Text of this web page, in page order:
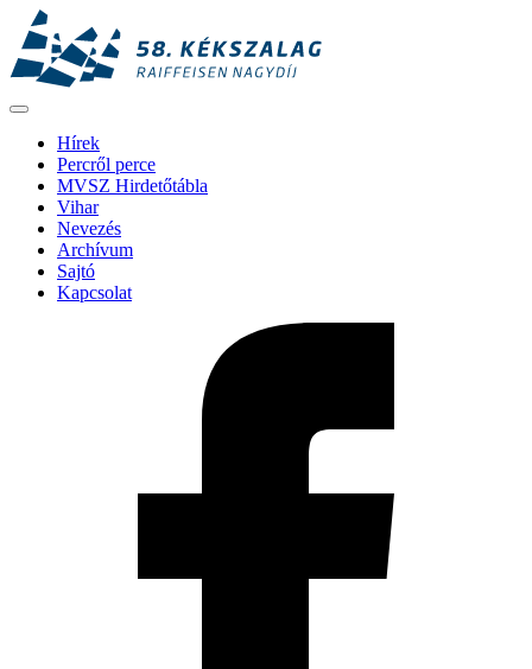
Hírek
Percről perce
MVSZ Hirdetőtábla
Vihar
Nevezés
Archívum
Sajtó
Kapcsolat